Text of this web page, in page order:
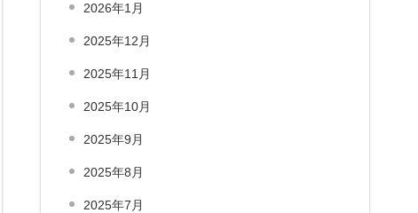
2026年1月
2025年12月
2025年11月
2025年10月
2025年9月
2025年8月
2025年7月